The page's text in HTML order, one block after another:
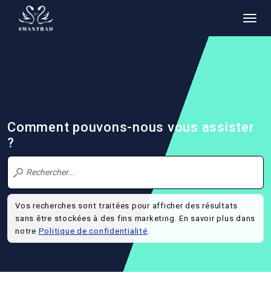
Comment pouvons-nous vous assister
?
Vos recherches sont traitées pour afficher des résultats
sans être stockées à des fins marketing. En savoir plus dans
notre Politique de confidentialité.